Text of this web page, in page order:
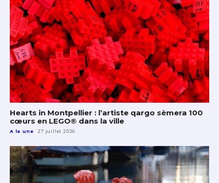
Hearts in Montpellier : l’artiste qargo sèmera 100
cœurs en LEGO® dans la ville
A la une 27 juillet 2026